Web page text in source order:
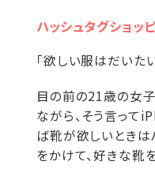
ハッシュタグショッ
「欲しい服はだいた
目の前の21歳の女
ながら、そう言って
ば靴が欲しいときは
をかけて、好きな靴